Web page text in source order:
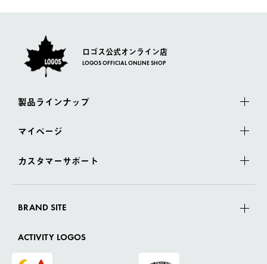
ロゴス公式オンライン店
LOGOS OFFICIAL ONLINE SHOP
製品ラインナップ
マイページ
カスタマーサポート
BRAND SITE
ACTIVITY LOGOS